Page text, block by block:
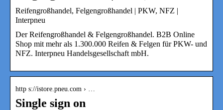
Reifengroßhandel, Felgengroßhandel | PKW, NFZ |
Interpneu
Der Reifengroßhandel & Felgengroßhandel. B2B Online
Shop mit mehr als 1.300.000 Reifen & Felgen für PKW- und
NFZ. Interpneu Handelsgesellschaft mbH.
http s://istore.pneu.com › …
Single sign on